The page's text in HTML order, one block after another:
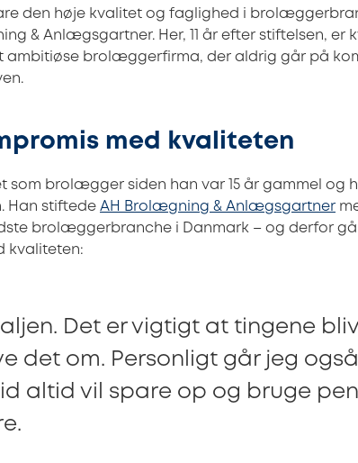
den høje kvalitet og faglighed i
& Anlægsgartner. Her, 11 år efter stiftelsen, er
brolæggerfirma, der aldrig går på
med kvaliteten
som brolægger siden han var 15 år gammel og
Han stiftede AH Brolægning & Anlægsgartner
brolæggerbranche i Danmark – og derfor
kvaliteten:
Det er vigtigt at tingene
det om. Personligt går jeg
altid vil spare op og bruge